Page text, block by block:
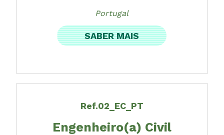
Portugal
SABER MAIS
Ref.02_EC_PT
Engenheiro(a) Civil